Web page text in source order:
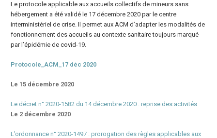
Le protocole applicable aux accueils collectifs de mineurs sans
hébergement a été validé le 17 décembre 2020 par le centre
interministériel de crise. Il permet aux ACM d’adapter les modalités de
fonctionnement des accueils au contexte sanitaire toujours marqué
par l’épidémie de covid-19.
Protocole_ACM_17 déc 2020
Le 15 décembre 2020
Le décret n° 2020-1582 du 14 décembre 2020 : reprise des activités
Le 2 décembre 2020
L’ordonnance n° 2020-1497 : prorogation des règles applicables aux